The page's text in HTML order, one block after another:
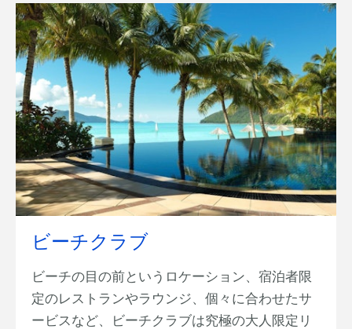
ビーチクラブ
ビーチの目の前というロケーション、宿泊者限
定のレストランやラウンジ、個々に合わせたサ
ービスなど、ビーチクラブは究極の大人限定リ